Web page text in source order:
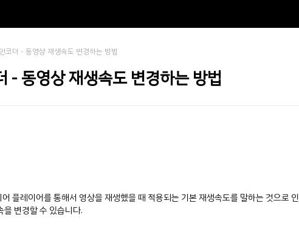
코더 - 동영상 재생속도 변경하는 방법
- 동영상 재생속도 변경하는 방법
플레이어를 통해서 영상을 재생했을 때 적용되는 기본 재생속도를 말하는 것으로 인
변경할 수 있습니다.